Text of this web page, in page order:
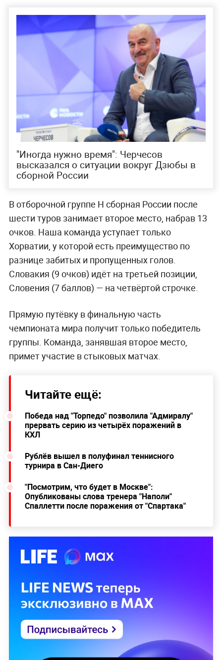
"Иногда нужно время": Черчесов
высказался о ситуации вокруг Дзюбы в
сборной России
В отборочной группе H сборная России после
шести туров занимает второе место, набрав 13
очков. Наша команда уступает только
Хорватии, у которой есть преимущество по
разнице забитых и пропущенных голов.
Словакия (9 очков) идёт на третьей позиции,
Словения (7 баллов) — на четвёртой строчке.
Прямую путёвку в финальную часть
чемпионата мира получит только победитель
группы. Команда, занявшая второе место,
примет участие в стыковых матчах.
Читайте ещё:
Победа над "Торпедо" позволила "Адмиралу"
прервать серию из четырёх поражений в
КХЛ
Рублёв вышел в полуфинал теннисного
турнира в Сан-Диего
"Посмотрим, что будет в Москве":
Опубликованы слова тренера "Наполи"
Спаллетти после поражения от "Спартака"